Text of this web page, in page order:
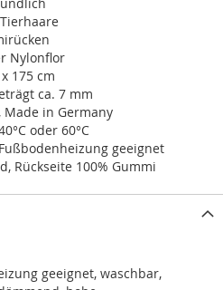
Nylonflor
175 cm
ca. 7 mm
in Germany
oder 60°C
geeignet
Rückseite 100% Gummi
geeignet, waschbar,